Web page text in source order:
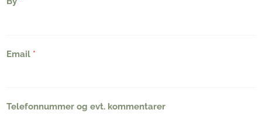
Email *
Telefonnummer og evt. kommentarer